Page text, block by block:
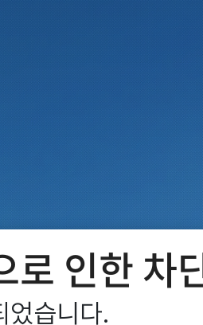
로 인한 차
었습니다.